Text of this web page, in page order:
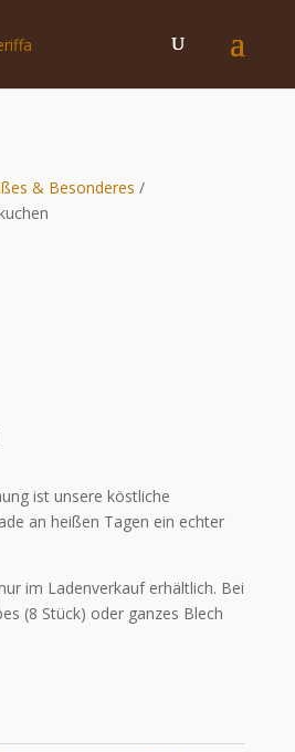
& Besonderes /
ist unsere köstliche
an heißen Tagen ein echter
im Ladenverkauf erhältlich. Bei
(8 Stück) oder ganzes Blech